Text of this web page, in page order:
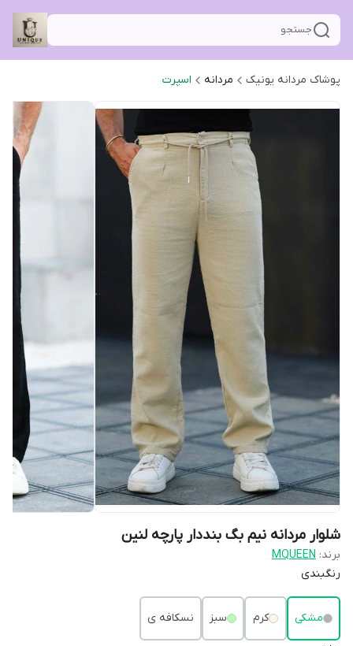
جستجو
پوشاک مردانه یونیک مردانه اسپرت
شلوار مردانه نیم بگ بنددار پارچه لنین
برند: MQUEEN
رنگبندی
مشکی کرم سبز نسکافه ی